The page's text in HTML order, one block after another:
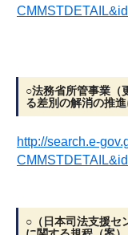
○法務省所管事業（
る差別の解消の推
http://search.e-
○（日本司法支援セ